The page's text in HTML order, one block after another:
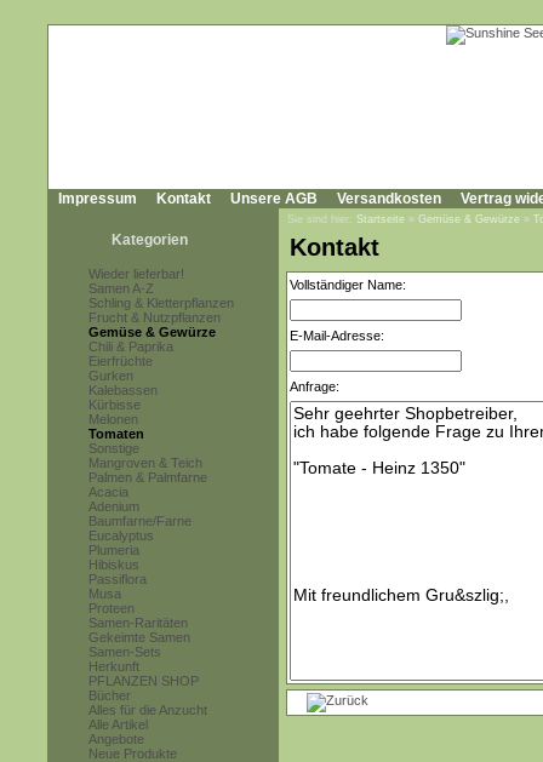
Impressum Kontakt Unsere AGB Versandkosten Vertrag
Kategorien
Wieder lieferbar!
Samen A-Z
Schling & Kletterpflanzen
Frucht & Nutzpflanzen
Gemüse & Gewürze
Chili & Paprika
Eierfrüchte
Gurken
Kalebassen
Kürbisse
Melonen
Tomaten
Sonstige
Mangroven & Teich
Palmen & Palmfarne
Acacia
Adenium
Baumfarne/Farne
Eucalyptus
Plumeria
Hibiskus
Passiflora
Musa
Proteen
Samen-Raritäten
Gekeimte Samen
Samen-Sets
Herkunft
PFLANZEN SHOP
Bücher
Alles für die Anzucht
Alle Artikel
Angebote
Neue Produkte
Sie sind hier: Startseite » Gemüse & Gewürze »
Kontakt
Vollständiger Name:
E-Mail-Adresse:
Anfrage: